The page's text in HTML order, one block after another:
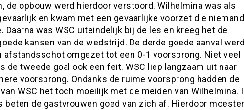
de opbouw werd hierdoor verstoord. Wilhelmina was als
en kwam met een gevaarlijke voorzet die niemand
Daarna was WSC uiteindelijk bij de les en kreeg het de
kansen van de wedstrijd. De derde goede aanval werd
afstandsschot omgezet tot een 0-1 voorsprong. Niet veel
de tweede goal ook een feit. WSC liep langzaam uit naar
voorsprong. Ondanks de ruime voorsprong hadden de
WSC het toch moeilijk met de meiden van Wilhelmina.
beten de gastvrouwen goed van zich af. Hierdoor